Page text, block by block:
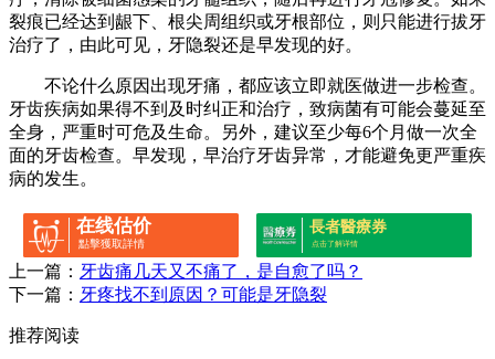
裂痕已经达到龈下、根尖周组织或牙根部位，则只能进行拔牙
治疗了，由此可见，牙隐裂还是早发现的好。
不论什么原因出现牙痛，都应该立即就医做进一步检查。
牙齿疾病如果得不到及时纠正和治疗，致病菌有可能会蔓延至
全身，严重时可危及生命。另外，建议至少每6个月做一次全
面的牙齿检查。早发现，早治疗牙齿异常，才能避免更严重疾
病的发生。
在线估价
點擊獲取詳情
長者醫療券
点击了解详情
上一篇： 牙齿痛几天又不痛了，是自愈了吗？
下一篇： 牙疼找不到原因？可能是牙隐裂
推荐阅读